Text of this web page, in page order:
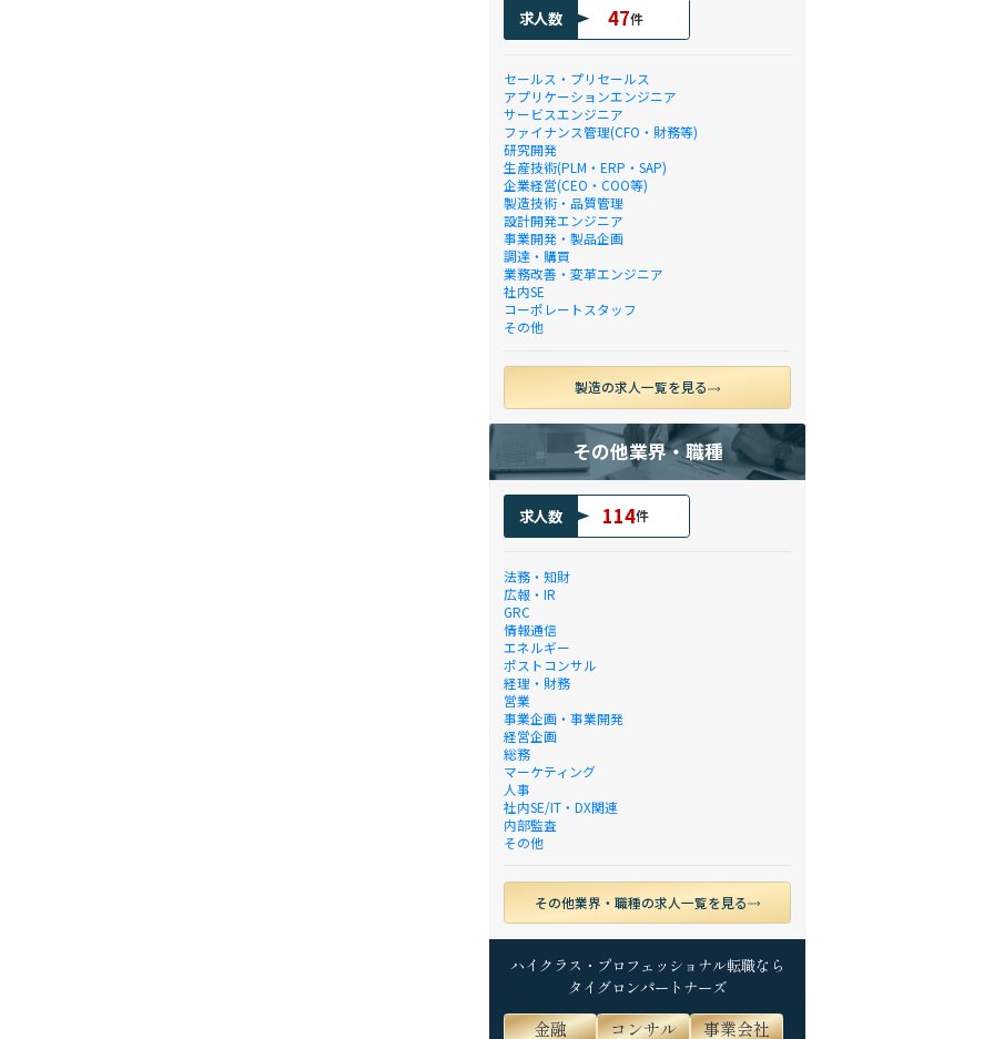
求人数 47件
セールス・プリセールス
アプリケーションエンジニア
サービスエンジニア
ファイナンス管理(CFO・財務等)
研究開発
生産技術(PLM・ERP・SAP)
企業経営(CEO・COO等)
製造技術・品質管理
設計開発エンジニア
事業開発・製品企画
調達・購買
業務改善・変革エンジニア
社内SE
コーポレートスタッフ
その他
製造の求人一覧を見る
その他業界・職種
求人数 114件
法務・知財
広報・IR
GRC
情報通信
エネルギー
ポストコンサル
経理・財務
営業
事業企画・事業開発
経営企画
総務
マーケティング
人事
社内SE/IT・DX関連
内部監査
その他
その他業界・職種の求人一覧を見る
ハイクラス・プロフェッショナル転職なら
タイグロンパートナーズ
金融 コンサル 事業会社